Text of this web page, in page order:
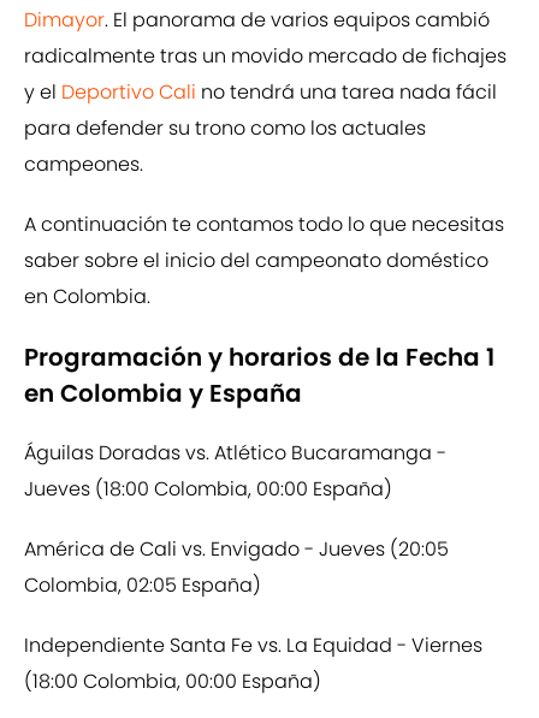
Dimayor. El panorama de varios equipos cambió
radicalmente tras un movido mercado de fichajes
y el Deportivo Cali no tendrá una tarea nada fácil
para defender su trono como los actuales
campeones.
A continuación te contamos todo lo que necesitas
saber sobre el inicio del campeonato doméstico
en Colombia.
Programación y horarios de la Fecha 1
en Colombia y España
Águilas Doradas vs. Atlético Bucaramanga -
Jueves (18:00 Colombia, 00:00 España)
América de Cali vs. Envigado - Jueves (20:05
Colombia, 02:05 España)
Independiente Santa Fe vs. La Equidad - Viernes
(18:00 Colombia, 00:00 España)